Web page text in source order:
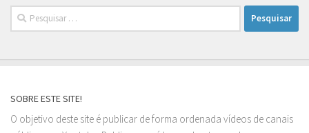
Pesquisar
por:
SOBRE ESTE SITE!
O objetivo deste site é publicar de forma ordenada vídeos de canais